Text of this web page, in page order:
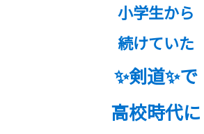
小学生から
続けていた
✨剣道✨で
高校時代に